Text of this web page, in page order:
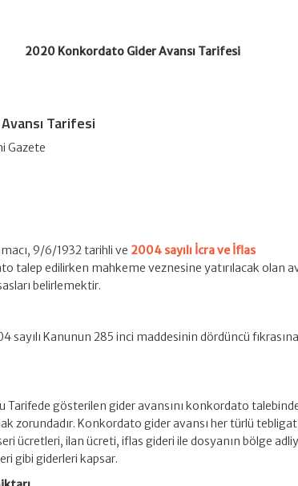
2020 Konkordato Gider Avansı Tarifesi
Tarifesi
Gazete
9/6/1932 tarihli ve 2004 sayılı İcra ve İflas
talep edilirken mahkeme veznesine yatırılacak olan
belirlemektir.
sayılı Kanunun 285 inci maddesinin dördüncü
Tarifede gösterilen gider avansını konkordato
zorundadır. Konkordato gider avansı her türlü
ücretleri, ilan ücreti, iflas gideri ile dosyanın bölge
gibi giderleri kapsar.